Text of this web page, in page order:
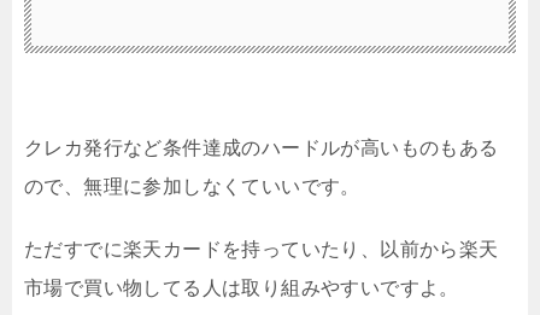
クレカ発行など条件達成のハードルが高いものもある
ので、無理に参加しなくていいです。
ただすでに楽天カードを持っていたり、以前から楽天
市場で買い物してる人は取り組みやすいですよ。